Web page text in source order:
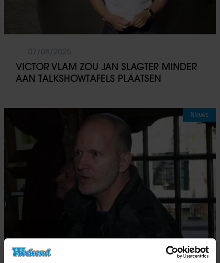
VICTOR VLAM ZOU JAN SLAGTER MINDER
AAN TALKSHOWTAFELS PLAATSEN
Nieuws